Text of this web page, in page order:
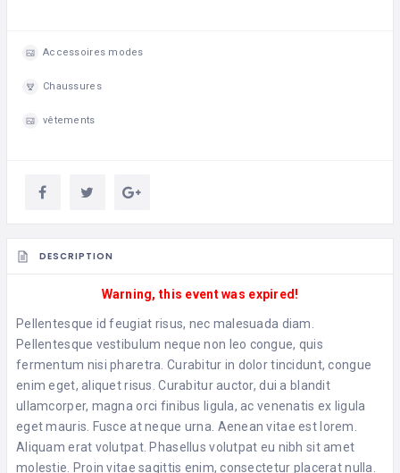
Accessoires modes
Chaussures
vêtements
DESCRIPTION
Warning, this event was expired!
Pellentesque id feugiat risus, nec malesuada diam.
Pellentesque vestibulum neque non leo congue, quis
fermentum nisi pharetra. Curabitur in dolor tincidunt, congue
enim eget, aliquet risus. Curabitur auctor, dui a blandit
ullamcorper, magna orci finibus ligula, ac venenatis ex ligula
eget mauris. Fusce at neque urna. Aenean vitae est lorem.
Aliquam erat volutpat. Phasellus volutpat eu nibh sit amet
molestie. Proin vitae sagittis enim, consectetur placerat nulla.